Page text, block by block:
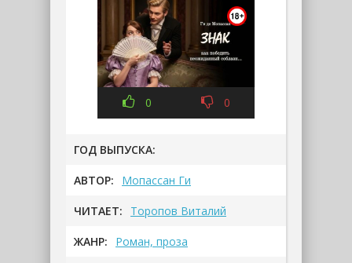
0 0
ГОД ВЫПУСКА:
АВТОР: Мопассан Ги
ЧИТАЕТ: Торопов Виталий
ЖАНР: Роман, проза